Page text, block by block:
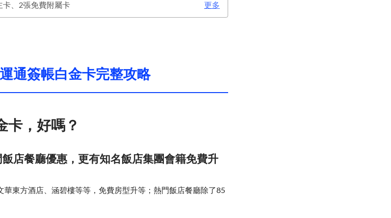
卡、2張免費附屬卡
更多
通簽帳白金卡完整攻略
卡，好嗎？
店餐廳優惠，更有知名飯店集團會籍免費升
華東方酒店、涵碧樓等等，免費房型升等；熱門飯店餐廳除了85